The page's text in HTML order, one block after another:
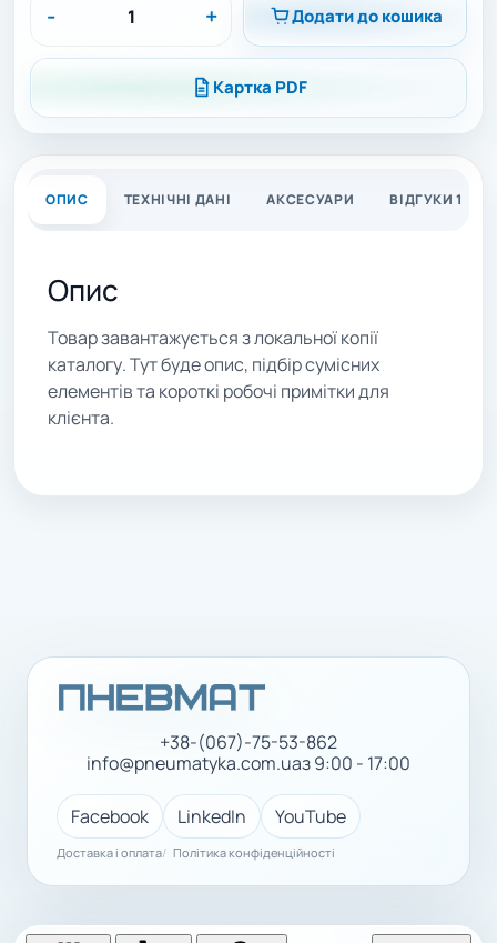
- + Додати до кошика
Картка PDF
ОПИС ТЕХНІЧНІ ДАНІ АКСЕСУАРИ ВІДГУКИ 1
Опис
Товар завантажується з локальної копії
каталогу. Тут буде опис, підбір сумісних
елементів та короткі робочі примітки для
клієнта.
+38-(067)-75-53-862
info@pneumatyka.com.uaз 9:00 - 17:00
Facebook LinkedIn YouTube
Доставка і оплата Політика конфіденційності